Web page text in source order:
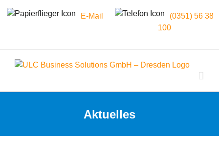
E-Mail
(0351) 56 38
100
Inhalt
Aktuelles